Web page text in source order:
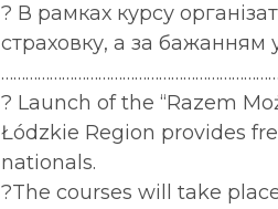
? В рамках курсу
страховку, а за бажанням
? Launch of the “Razem
Łódzkie Region provides
nationals.
?The courses will take